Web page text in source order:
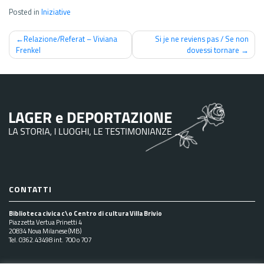
Posted in Iniziative
Navigazione
articoli
Relazione/Referat – Viviana
Frenkel
Si je ne reviens pas / Se non
dovessi tornare
CONTATTI
Biblioteca civica c\o Centro di cultura Villa Brivio
Piazzetta Vertua Prinetti 4
20834 Nova Milanese (MB)
Tel. 0362.43498 int. 700 o 707